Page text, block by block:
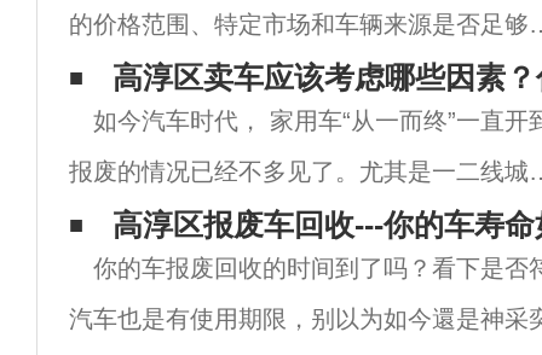
的价格范围、特定市场和车辆来源是否足够
比如心有二手车的车源有车况详细描述(包括
车时间、里程、详细配置、检测报告)，可
话咨询，预约看车。 2.确定是否满
高淳区卖车应该考虑哪些因素
如今汽车时代， 家用车“从一而终”一直开
报废的情况已经不多见了。尤其是一二线城
市，车主们换车的频率越来越高了，而换车
要卖车。据统计，6成以上的车子不到5年就
被卖掉流入二手车市场！但是我们都知道车
高淳区报废车回收---你的车寿命
你的车报废回收的时间到了吗？看下是否
汽车也是有使用期限，别以为如今還是神采